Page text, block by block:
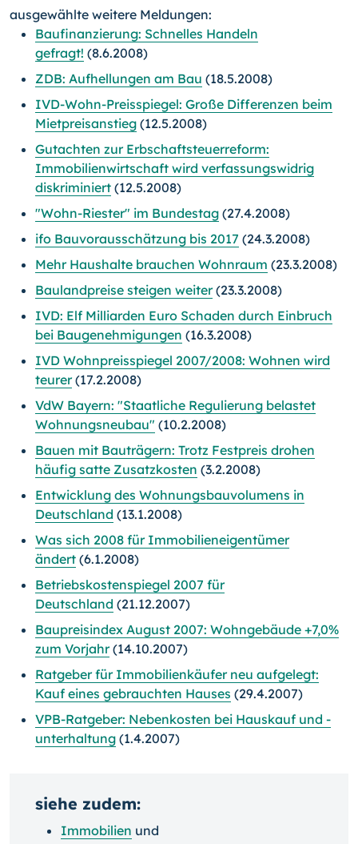
ausgewählte weitere Meldungen:
Baufinanzierung: Schnelles Handeln
gefragt! (8.6.2008)
ZDB: Aufhellungen am Bau (18.5.2008)
IVD-Wohn-Preisspiegel: Große Differenzen beim
Mietpreisanstieg (12.5.2008)
Gutachten zur Erbschaftsteuerreform:
Immobilienwirtschaft wird verfassungswidrig
diskriminiert (12.5.2008)
"Wohn-Riester" im Bundestag (27.4.2008)
ifo Bauvorausschätzung bis 2017 (24.3.2008)
Mehr Haushalte brauchen Wohnraum (23.3.2008)
Baulandpreise steigen weiter(23.3.2008)
IVD: Elf Milliarden Euro Schaden durch Einbruch
bei Baugenehmigungen (16.3.2008)
IVD Wohnpreisspiegel 2007/2008: Wohnen wird
teurer(17.2.2008)
VdW Bayern: "Staatliche Regulierung belastet
Wohnungsneubau" (10.2.2008)
Bauen mit Bauträgern: Trotz Festpreis drohen
häufig satte Zusatzkosten (3.2.2008)
Entwicklung des Wohnungsbauvolumens in
Deutschland (13.1.2008)
Was sich 2008 für Immobilieneigentümer
ändert (6.1.2008)
Betriebskostenspiegel 2007 für
Deutschland (21.12.2007)
Baupreisindex August 2007: Wohngebäude +7,0%
zum Vorjahr(14.10.2007)
Ratgeber für Immobilienkäufer neu aufgelegt:
Kauf eines gebrauchten Hauses (29.4.2007)
VPB-Ratgeber: Nebenkosten bei Hauskauf und -
unterhaltung (1.4.2007)
siehe zudem:
Immobilien und